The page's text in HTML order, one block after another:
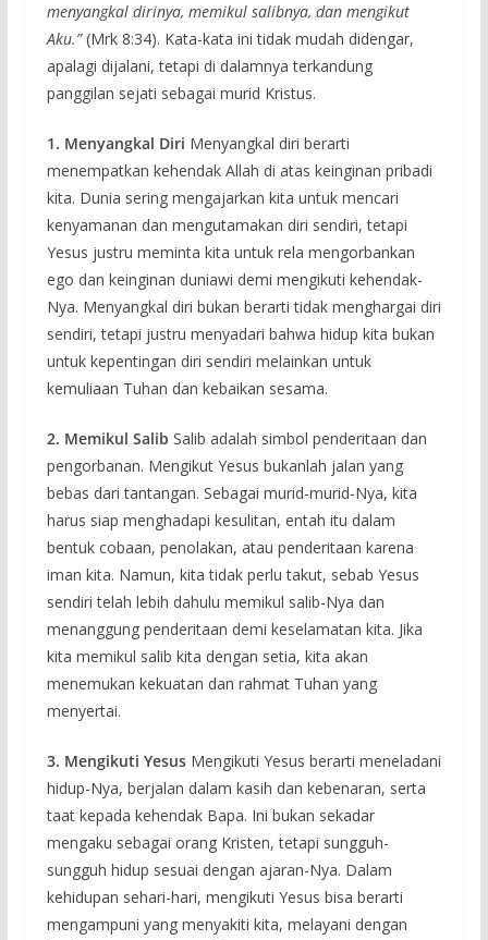
menyangkal dirinya, memikul salibnya, dan mengikut
Aku.”(Mrk 8:34). Kata-kata ini tidak mudah didengar,
apalagi dijalani, tetapi di dalamnya terkandung
panggilan sejati sebagai murid Kristus.
1. Menyangkal Diri Menyangkal diri berarti
menempatkan kehendak Allah di atas keinginan pribadi
kita. Dunia sering mengajarkan kita untuk mencari
kenyamanan dan mengutamakan diri sendiri, tetapi
Yesus justru meminta kita untuk rela mengorbankan
ego dan keinginan duniawi demi mengikuti kehendak-
Nya. Menyangkal diri bukan berarti tidak menghargai diri
sendiri, tetapi justru menyadari bahwa hidup kita bukan
untuk kepentingan diri sendiri melainkan untuk
kemuliaan Tuhan dan kebaikan sesama.
2. Memikul Salib Salib adalah simbol penderitaan dan
pengorbanan. Mengikut Yesus bukanlah jalan yang
bebas dari tantangan. Sebagai murid-murid-Nya, kita
harus siap menghadapi kesulitan, entah itu dalam
bentuk cobaan, penolakan, atau penderitaan karena
iman kita. Namun, kita tidak perlu takut, sebab Yesus
sendiri telah lebih dahulu memikul salib-Nya dan
menanggung penderitaan demi keselamatan kita. Jika
kita memikul salib kita dengan setia, kita akan
menemukan kekuatan dan rahmat Tuhan yang
menyertai.
3. Mengikuti YesusMengikuti Yesus berarti meneladani
hidup-Nya, berjalan dalam kasih dan kebenaran, serta
taat kepada kehendak Bapa. Ini bukan sekadar
mengaku sebagai orang Kristen, tetapi sungguh-
sungguh hidup sesuai dengan ajaran-Nya. Dalam
kehidupan sehari-hari, mengikuti Yesus bisa berarti
mengampuni yang menyakiti kita, melayani dengan